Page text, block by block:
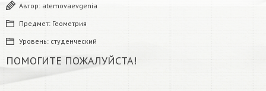
Автор: atemovaevgenia
Предмет: Геометрия
Уровень: студенческий
ПОМОГИТЕ ПОЖАЛУЙСТА!